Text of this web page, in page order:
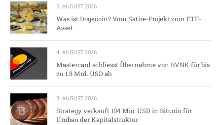
5. AUGUST 2026
Was ist Dogecoin? Vom Satire-Projekt zum ETF-
Asset
4. AUGUST 2026
Mastercard schliesst Übernahme von BVNK für bis
zu 1.8 Mrd. USD ab
3. AUGUST 2026
Strategy verkauft 104 Mio. USD in Bitcoin für
Umbau der Kapitalstruktur